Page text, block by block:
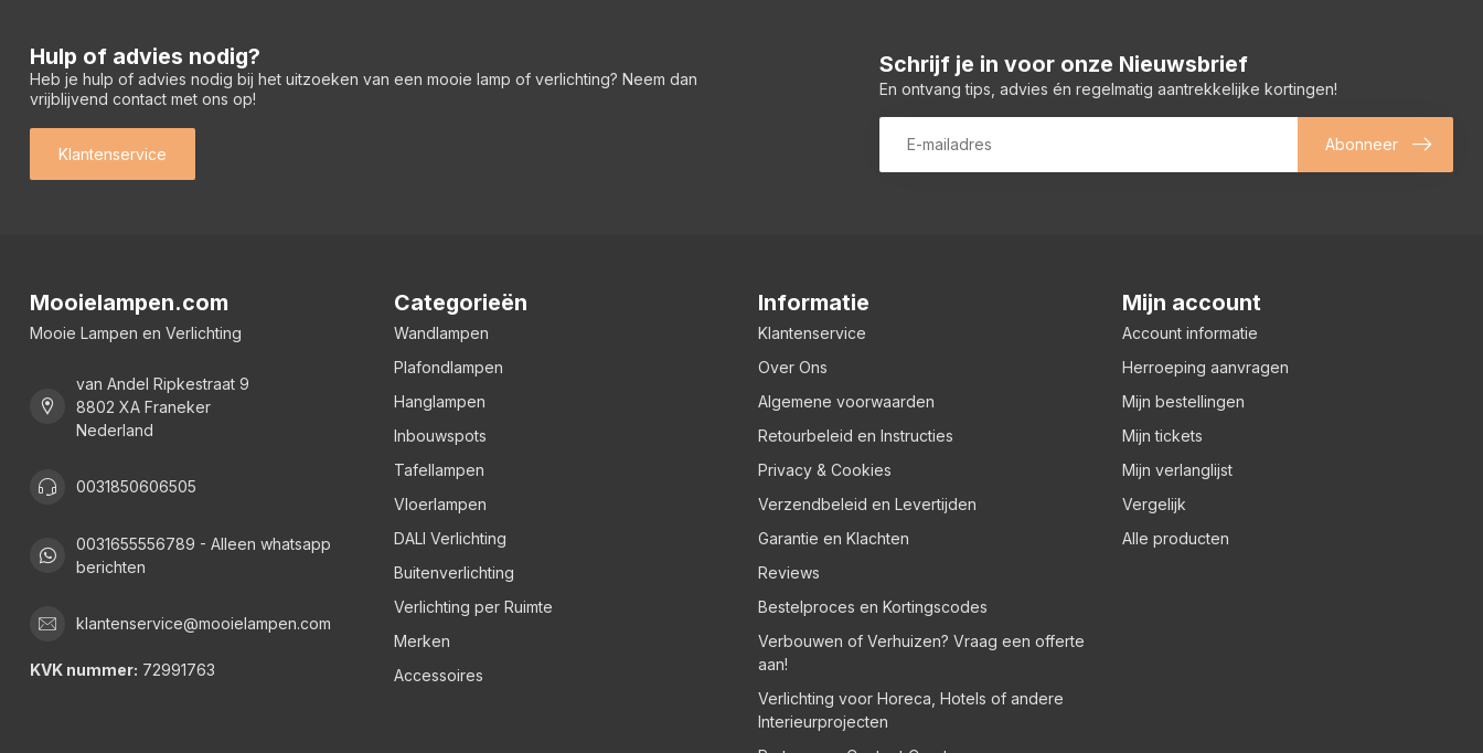
Hulp of advies nodig?
Heb je hulp of advies nodig bij het uitzoeken van een mooie lamp of verlichting? Neem dan
vrijblijvend contact met ons op!
Klantenservice
Schrijf je in voor onze Nieuwsbrief
En ontvang tips, advies én regelmatig aantrekkelijke kortingen!
Abonneer
Mooielampen.com
Mooie Lampen en Verlichting
van Andel Ripkestraat 9
8802 XA Franeker
Nederland
0031850606505
0031655556789 - Alleen whatsapp
berichten
klantenservice@mooielampen.com
KVK nummer: 72991763
Categorieën
Wandlampen
Plafondlampen
Hanglampen
Inbouwspots
Tafellampen
Vloerlampen
DALI Verlichting
Buitenverlichting
Verlichting per Ruimte
Merken
Accessoires
Informatie
Klantenservice
Over Ons
Algemene voorwaarden
Retourbeleid en Instructies
Privacy & Cookies
Verzendbeleid en Levertijden
Garantie en Klachten
Reviews
Bestelproces en Kortingscodes
Verbouwen of Verhuizen? Vraag een offerte
aan!
Verlichting voor Horeca, Hotels of andere
Interieurprojecten
Mijn account
Account informatie
Herroeping aanvragen
Mijn bestellingen
Mijn tickets
Mijn verlanglijst
Vergelijk
Alle producten